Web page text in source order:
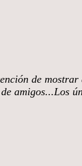
de
amigos...Los